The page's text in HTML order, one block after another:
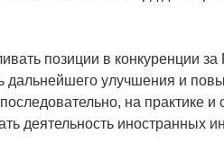
позиции в конкуренции
дальнейшего улучшения и
на практике и
деятельность иностранных